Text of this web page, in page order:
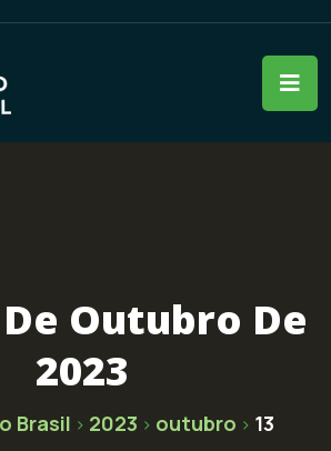
Outubro De
2023
Brasil > 2023 > outubro > 13